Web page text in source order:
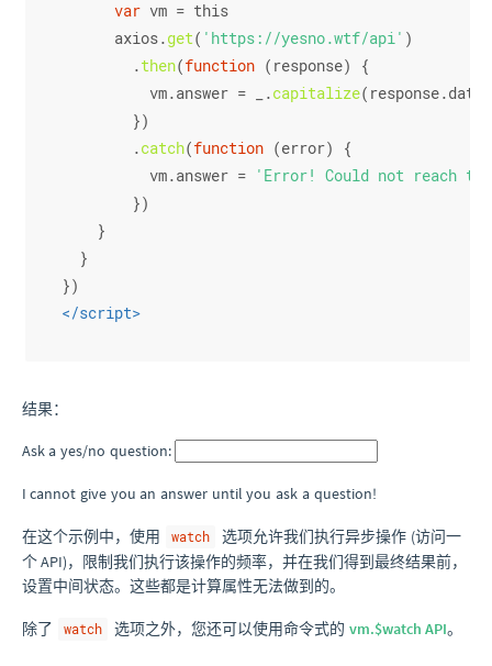
var vm = this
      axios.
get( 'https://yesno.wtf/api' )
        .
then(function ( response) {
          vm.
answer = _.capitalize(response.data
        })
        .
catch(function (error) {
          vm.
answer =
'Error! Could not reach
        })
    }
  }
})
</script>
结果：
Ask a yes/no question:
I cannot give you an answer until you ask a question!
在这个示例中，使用 watch
选项允许我们执行异步操作 (访问一
个 API)，限制我们执行该操作的频率，并在我们得到最终结果前，
设置中间状态。这些都是计算属性无法做到的。
除了 watch 选项之外，您还可以使用命令式的 vm.$watch API。